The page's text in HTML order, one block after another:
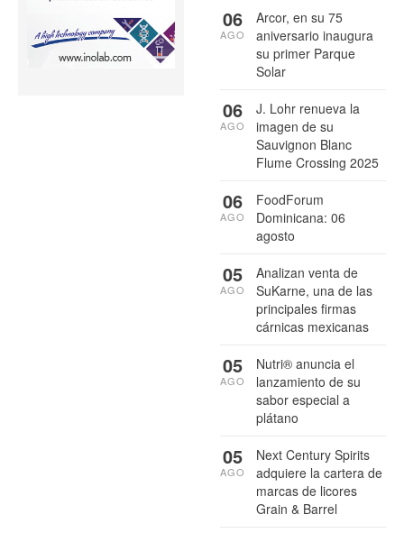
Arcor, en su 75
aniversario inaugura
su primer Parque
Solar
06
AGO
J. Lohr renueva la
imagen de su
Sauvignon Blanc
Flume Crossing 2025
06
AGO
FoodForum
Dominicana: 06
agosto
06
AGO
Analizan venta de
SuKarne, una de las
principales firmas
cárnicas mexicanas
05
AGO
Nutri® anuncia el
lanzamiento de su
sabor especial a
plátano
05
AGO
Next Century Spirits
adquiere la cartera de
marcas de licores
Grain & Barrel
05
AGO